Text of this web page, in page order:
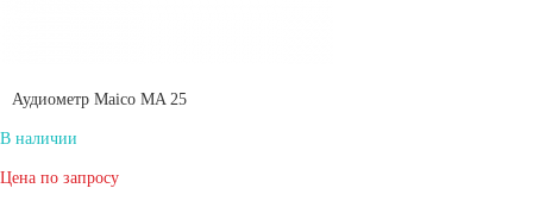
Аудиометр Maico MA 25
В наличии
Цена по запросу